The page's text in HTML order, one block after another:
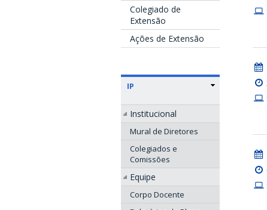
Colegiado de
Extensão
Ações de Extensão
IP
Institucional
Mural de Diretores
Colegiados e
Comissões
Equipe
Corpo Docente